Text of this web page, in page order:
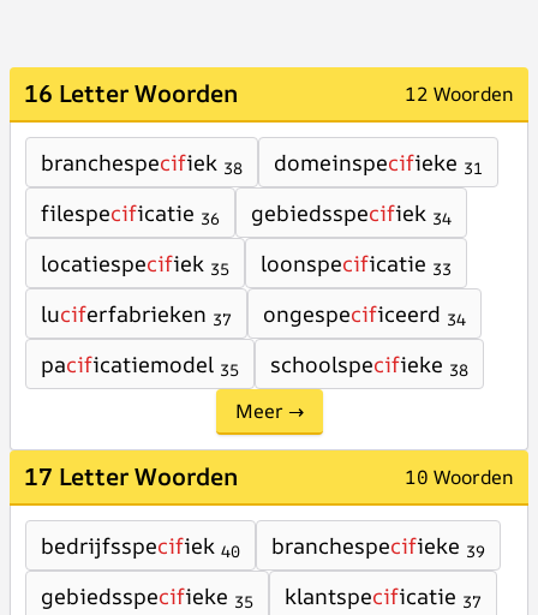
16 Letter Woorden 12 Woorden
branchespecifiek 38 domeinspecifieke 31
filespecificatie 36 gebiedsspecifiek 34
locatiespecifiek 35 loonspecificatie 33
luciferfabrieken 37 ongespecificeerd 34
pacificatiemodel 35 schoolspecifieke 38
Meer →
17 Letter Woorden 10 Woorden
bedrijfsspecifiek 40 branchespecifieke 39
gebiedsspecifieke 35 klantspecificatie 37